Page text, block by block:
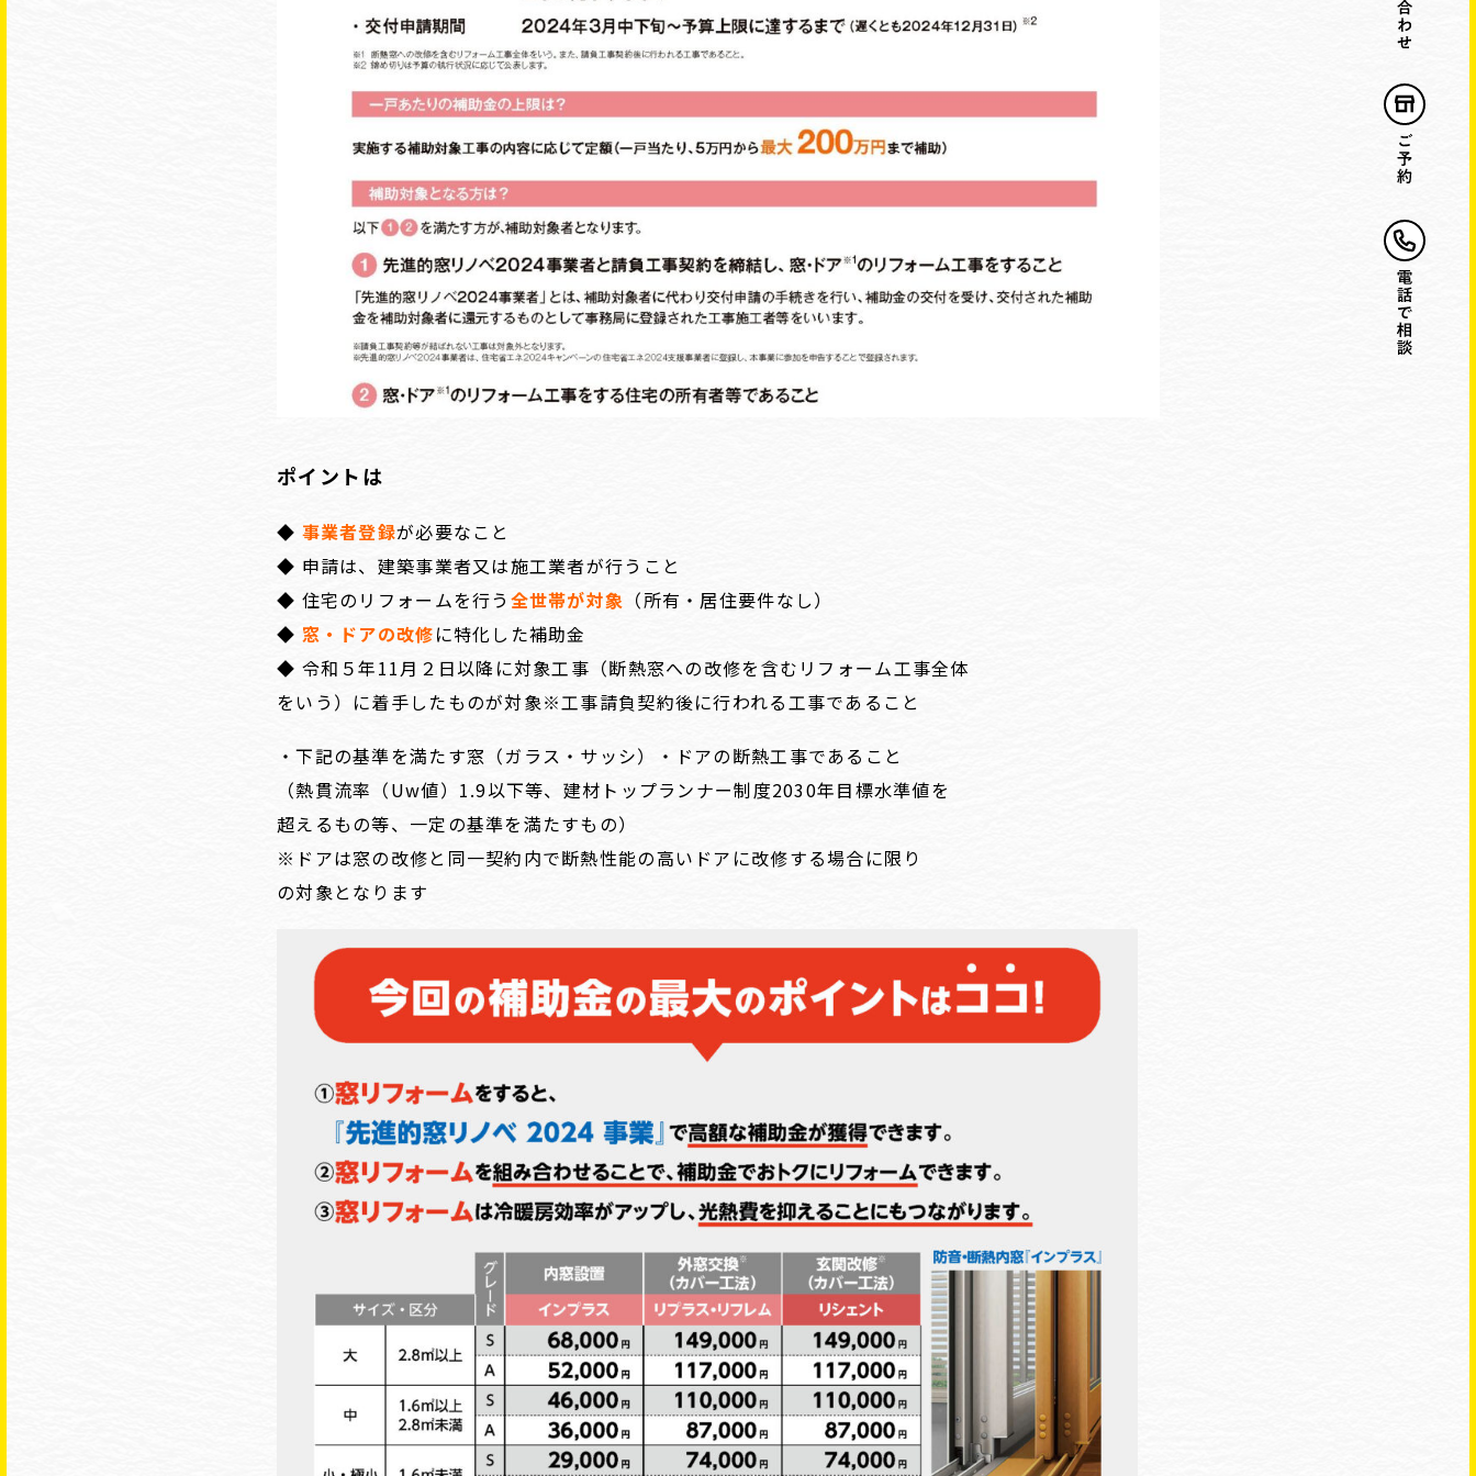
ポイントは
◆ 事業者登録が必要なこと
◆ 申請は、建築事業者又は施工業者が行うこと
◆ 住宅のリフォームを行う 全世帯が対象 （所有・居住要件なし）
◆ 窓・ドアの改修に特化した補助金
◆ 令和５年11月２日以降に対象工事（断熱窓への改修を含むリフォーム工事全体
をいう）に着手したものが対象※工事請負契約後に行われる工事であること
・下記の基準を満たす窓（ガラス・サッシ）・ドアの断熱工事であること
（熱貫流率（Uw値）1.9以下等、建材トップランナー制度2030年目標水準値を
超えるもの等、一定の基準を満たすもの）
※ドアは窓の改修と同一契約内で断熱性能の高いドアに改修する場合に限り
の対象となります